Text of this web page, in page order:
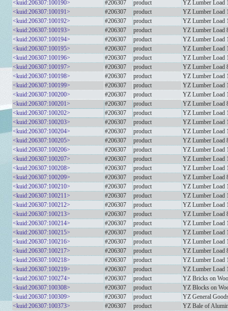
<kuid:206307:100190>
#206307 product
YZ Lumber Load
<kuid:206307:100191>
#206307 product
YZ Lumber Load
<kuid:206307:100192>
#206307 product
YZ Lumber Load
<kuid:206307:100193>
#206307 product
YZ Lumber Load
<kuid:206307:100194>
#206307 product
YZ Lumber Load
<kuid:206307:100195>
#206307 product
YZ Lumber Load
<kuid:206307:100196>
#206307 product
YZ Lumber Load
<kuid:206307:100197>
#206307 product
YZ Lumber Load
<kuid:206307:100198>
#206307 product
YZ Lumber Load
<kuid:206307:100199>
#206307 product
YZ Lumber Load
<kuid:206307:100200>
#206307 product
YZ Lumber Load
<kuid:206307:100201>
#206307 product
YZ Lumber Load
<kuid:206307:100202>
#206307 product
YZ Lumber Load
<kuid:206307:100203>
#206307 product
YZ Lumber Load
<kuid:206307:100204>
#206307 product
YZ Lumber Load
<kuid:206307:100205>
#206307 product
YZ Lumber Load
<kuid:206307:100206>
#206307 product
YZ Lumber Load
<kuid:206307:100207>
#206307 product
YZ Lumber Load
<kuid:206307:100208>
#206307 product
YZ Lumber Load
<kuid:206307:100209>
#206307 product
YZ Lumber Load
<kuid:206307:100210>
#206307 product
YZ Lumber Load
<kuid:206307:100211>
#206307 product
YZ Lumber Load
<kuid:206307:100212>
#206307 product
YZ Lumber Load
<kuid:206307:100213>
#206307 product
YZ Lumber Load
<kuid:206307:100214>
#206307 product
YZ Lumber Load
<kuid:206307:100215>
#206307 product
YZ Lumber Load
<kuid:206307:100216>
#206307 product
YZ Lumber Load
<kuid:206307:100217>
#206307 product
YZ Lumber Load
<kuid:206307:100218>
#206307 product
YZ Lumber Load
<kuid:206307:100219>
#206307 product
YZ Lumber Load
<kuid:206307:100274>
#206307 product
YZ Bricks on
<kuid:206307:100308>
#206307 product
YZ Blocks on
<kuid:206307:100309>
#206307 product
YZ General
<kuid:206307:100373>
#206307 product
YZ Bale of